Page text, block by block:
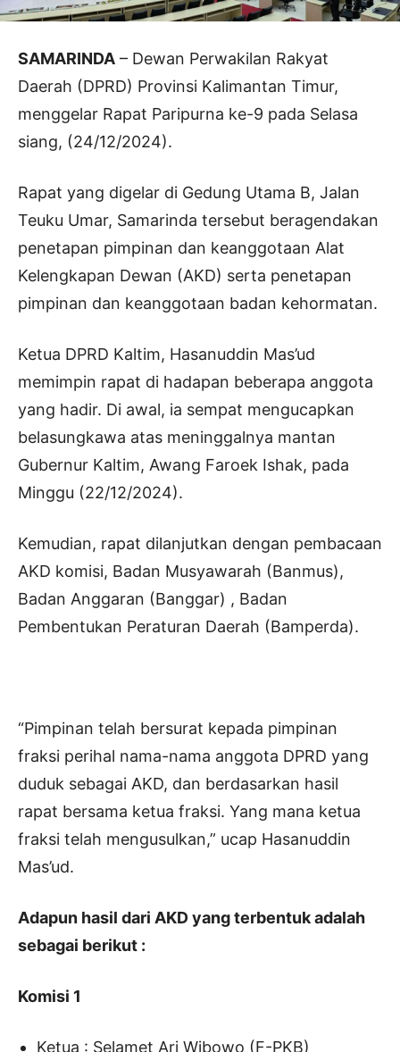
SAMARINDA – Dewan Perwakilan Rakyat
Daerah (DPRD) Provinsi Kalimantan Timur,
menggelar Rapat Paripurna ke-9 pada Selasa
siang, (24/12/2024).
Rapat yang digelar di Gedung Utama B, Jalan
Teuku Umar, Samarinda tersebut beragendakan
penetapan pimpinan dan keanggotaan Alat
Kelengkapan Dewan (AKD) serta penetapan
pimpinan dan keanggotaan badan kehormatan.
Ketua DPRD Kaltim, Hasanuddin Mas’ud
memimpin rapat di hadapan beberapa anggota
yang hadir. Di awal, ia sempat mengucapkan
belasungkawa atas meninggalnya mantan
Gubernur Kaltim, Awang Faroek Ishak, pada
Minggu (22/12/2024).
Kemudian, rapat dilanjutkan dengan pembacaan
AKD komisi, Badan Musyawarah (Banmus),
Badan Anggaran (Banggar) , Badan
Pembentukan Peraturan Daerah (Bamperda).
“Pimpinan telah bersurat kepada pimpinan
fraksi perihal nama-nama anggota DPRD yang
duduk sebagai AKD, dan berdasarkan hasil
rapat bersama ketua fraksi. Yang mana ketua
fraksi telah mengusulkan,” ucap Hasanuddin
Mas’ud.
Adapun hasil dari AKD yang terbentuk adalah
sebagai berikut :
Komisi 1
Ketua : Selamet Ari Wibowo (F-PKB)